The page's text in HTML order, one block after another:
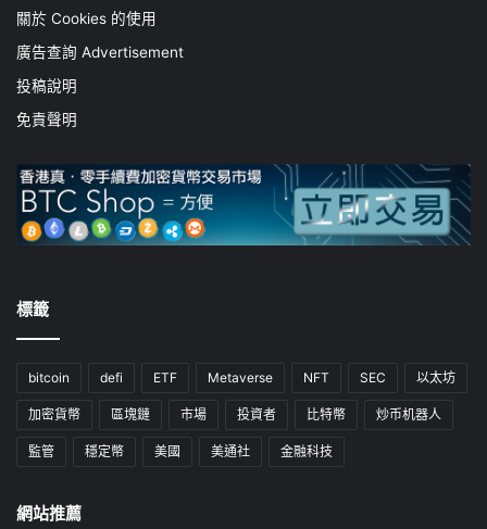
關於 Cookies 的使用
廣告查詢 Advertisement
投稿說明
免責聲明
標籤
bitcoin defi ETF Metaverse NFT SEC 以太坊
加密貨幣 區塊鏈 市場 投資者 比特幣 炒币机器人
監管 穩定幣 美國 美通社 金融科技
網站推薦